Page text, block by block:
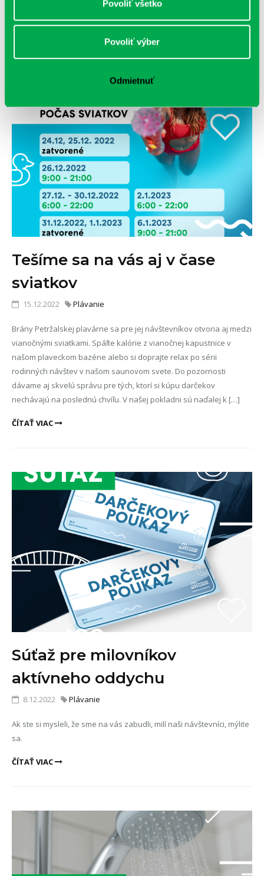
Povoliť všetko
Povoliť výber
Odmietnuť
ČÍTAŤ VIAC
Tešíme sa na vás aj v čase
sviatkov
15.12.2022 Plávanie
Brány Petržalskej plavárne sa pre jej návštevníkov otvoria aj medzi
vianočnými sviatkami. Spáľte kalórie z vianočnej kapustnice v
našom plaveckom bazéne alebo si doprajte relax po sérii
rodinných návštev v našom saunovom svete. Do pozornosti
dávame aj skvelú správu pre tých, ktorí si kúpu darčekov
nechávajú na poslednú chvíľu. V našej pokladni sú naďalej k […]
ČÍTAŤ VIAC
Súťaž pre milovníkov
aktívneho oddychu
8.12.2022 Plávanie
Ak ste si mysleli, že sme na vás zabudli, milí naši návštevníci, mýlite
sa.
ČÍTAŤ VIAC